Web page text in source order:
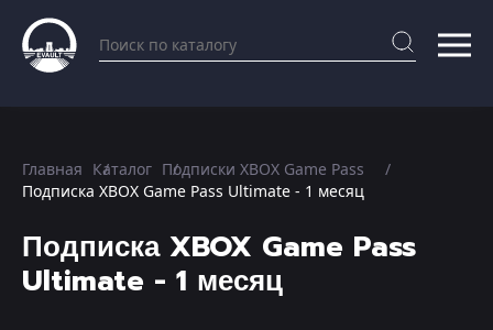
Главная Каталог Подписки XBOX Game Pass
Подписка XBOX Game Pass Ultimate - 1 месяц
Подписка XBOX Game Pass
Ultimate - 1 месяц